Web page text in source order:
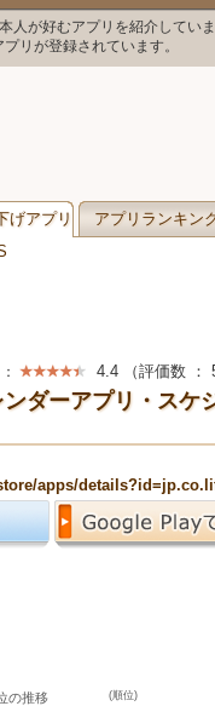
人が好むアプリを紹介していま
リが登録されています。
げアプリ アプリランキン
4.4 （評価数 ：
ダーアプリ・スケ
apps/
の推移 (順位)